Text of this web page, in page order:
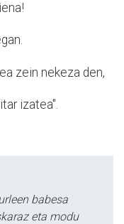
zein nekeza den,
izatea".
babesa
eta modu